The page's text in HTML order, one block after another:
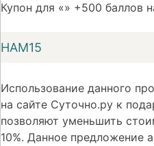
Купон для «» +500 баллов
НАМ15
Использование данного
на сайте Суточно.ру к
позволяют уменьшить
10%. Данное предложение